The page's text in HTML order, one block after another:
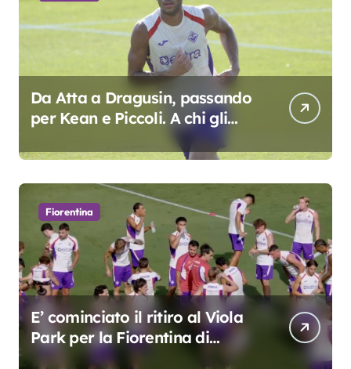
Da Atta a Dragusin, passando
per Kean e Piccoli. A chi gli
oscar del precampionato?
Fiorentina
E’ cominciato il ritiro al Viola
Park per la Fiorentina di
Grosso